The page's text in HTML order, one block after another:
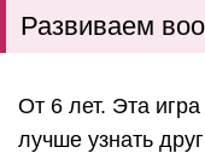
Развиваем
От 6 лет. Эта
лучше узнать